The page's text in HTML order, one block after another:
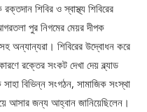
শিবির ও স্বাস্থ্য শিবিরের
পুর নিগমের মেয়র দীপক
অন্যান্যরা। শিবিরের উদ্বোধন করে
রক্তের সংকট দেখা দেয় ব্ল্যাড
বিভিন্ন সংগঠন, সামাজিক সংস্থা
আসার জন্য আহ্বান জানিয়েছিলেন।